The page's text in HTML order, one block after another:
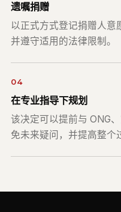
遗嘱捐赠
以正式方式登记捐赠人意
并遵守适用的法律限制。
04
在专业指导下规划
该决定可以提前与 ONG
免未来疑问，并提高整个